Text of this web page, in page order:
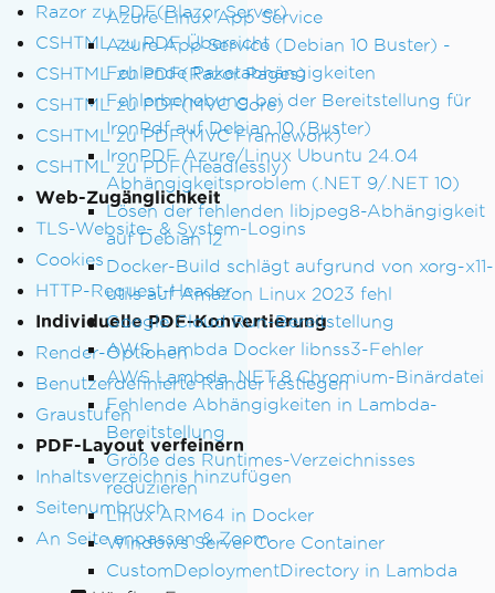
Azure Linux App Service
Azure App Service (Debian 10 Buster) -
Fehlende Paketabhängigkeiten
Fehlerbehebung bei der Bereitstellung für
IronPdf auf Debian 10 (Buster)
IronPDF Azure/Linux Ubuntu 24.04
Abhängigkeitsproblem (.NET 9/.NET 10)
Lösen der fehlenden libjpeg8-Abhängigkeit
auf Debian 12
Docker-Build schlägt aufgrund von xorg-x11-
utils auf Amazon Linux 2023 fehl
Google Cloud Run-Bereitstellung
AWS Lambda Docker libnss3-Fehler
AWS Lambda .NET 8 Chromium-Binärdatei
Fehlende Abhängigkeiten in Lambda-
Bereitstellung
Größe des Runtimes-Verzeichnisses
reduzieren
Linux ARM64 in Docker
Windows Server Core Container
CustomDeploymentDirectory in Lambda
Razor zu PDF(Blazor Server)
CSHTML zu PDF Übersicht
CSHTML zu PDF(Razor Pages)
CSHTML zu PDF(MVC Core)
CSHTML zu PDF(MVC Framework)
CSHTML zu PDF(Headlessly)
Web-Zugänglichkeit
TLS-Website- & System-Logins
Cookies
HTTP-Request-Header
Individuelle PDF-Konvertierung
Render-Optionen
Benutzerdefinierte Ränder festlegen
Graustufen
PDF-Layout verfeinern
Inhaltsverzeichnis hinzufügen
Seitenumbruch
An Seite anpassen & Zoom